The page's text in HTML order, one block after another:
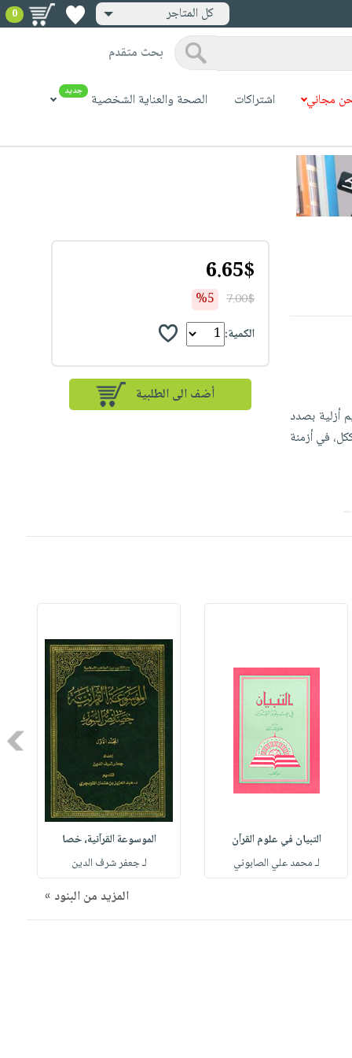
كل المتاجر 0
بحث متقدم
مجاني اشتراكات الصحة والعناية الشخصية جديد
أزلية بصدد
في أزمنة
6.65$
7.00$
%5
الكمية:
أضف الى الطلبية
التبيان في علوم القرآن
لـ محمد علي الصابوني
الموسوعة القرآنية، خصا
لـ جعفر شرف الدين
المزيد من البنود »